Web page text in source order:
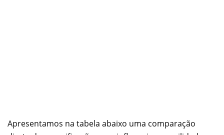
Apresentamos na tabela abaixo uma comparação